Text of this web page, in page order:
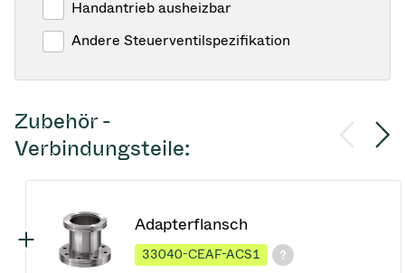
Handantrieb ausheizbar
Andere Steuerventilspezifikation
Zubehör -
Verbindungsteile:
Adapterflansch
33040-CEAF-ACS1